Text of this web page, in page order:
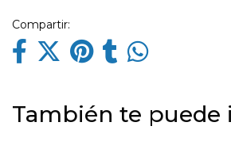
Compartir:
También te puede